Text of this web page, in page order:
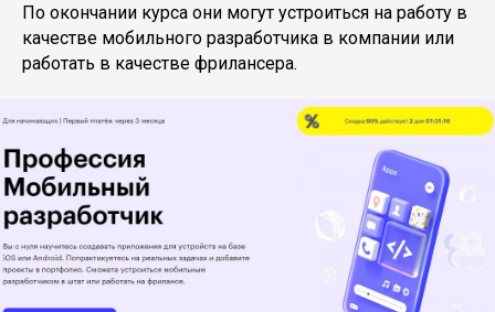
По окончании курса они могут устроиться на работу в
качестве мобильного разработчика в компании или
работать в качестве фрилансера.